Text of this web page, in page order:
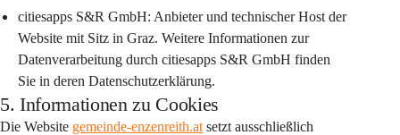
citiesapps S&R GmbH: Anbieter und technischer Host der
Website mit Sitz in Graz. Weitere Informationen zur
Datenverarbeitung durch citiesapps S&R GmbH finden
Sie in deren Datenschutzerklärung.
5. Informationen zu Cookies
Die Website gemeinde-enzenreith.at setzt ausschließlich